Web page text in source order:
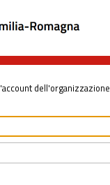
dell'organizzazione